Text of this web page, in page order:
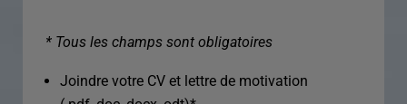
* Tous les champs sont obligatoires
Joindre votre CV et lettre de motivation